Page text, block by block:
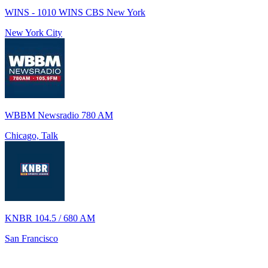
WINS - 1010 WINS CBS New York
New York City
WBBM Newsradio 780 AM
Chicago, Talk
KNBR 104.5 / 680 AM
San Francisco